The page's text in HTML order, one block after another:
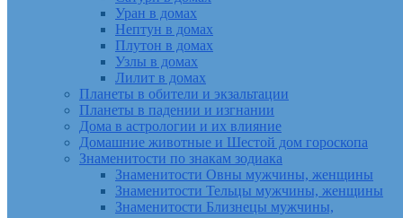
Уран в домах
Нептун в домах
Плутон в домах
Узлы в домах
Лилит в домах
Планеты в обители и экзальтации
Планеты в падении и изгнании
Дома в астрологии и их влияние
Домашние животные и Шестой дом гороскопа
Знаменитости по знакам зодиака
Знаменитости Овны мужчины, женщины
Знаменитости Тельцы мужчины, женщины
Знаменитости Близнецы мужчины,